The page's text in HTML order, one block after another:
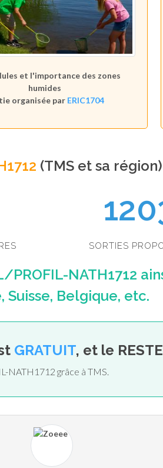
et l'importance des zones
humides
organisée par ERIC1704
(TMS et sa
SORTIES
PROFIL-NATH1712
Suisse, Belgique, etc.
GRATUIT, et le
NATH1712 grâce à TMS.